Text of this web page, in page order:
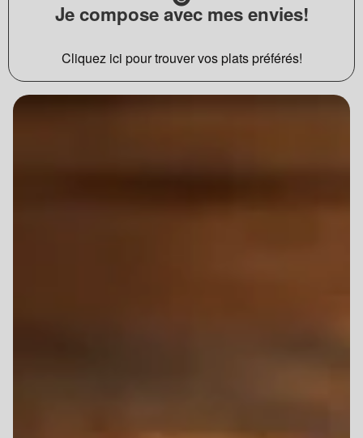
Je compose avec mes envies!
Cliquez ici pour trouver vos plats préférés!